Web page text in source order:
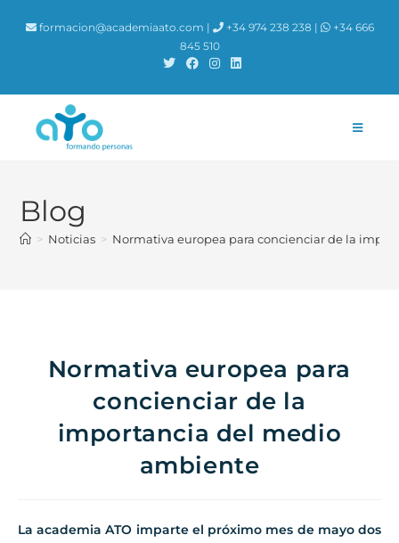
formacion@academiaato.com | +34 974 238 238 |
+34 666
845 510
Blog
> Noticias > Normativa europea para concienciar de la
Normativa europea para
concienciar de la
importancia del medio
ambiente
La academia ATO imparte el próximo mes de mayo dos